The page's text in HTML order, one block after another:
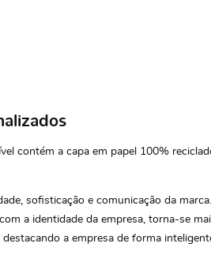
contém a capa em papel 100%
sofisticação e comunicação da
a identidade da empresa, torna-se
a empresa de forma